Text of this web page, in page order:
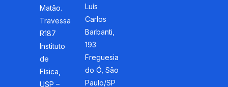
Matão.
Travessa
R187
Instituto
de
Física,
USP –
Luís
Carlos
Barbanti,
193
Freguesia
do Ó, São
Paulo/SP